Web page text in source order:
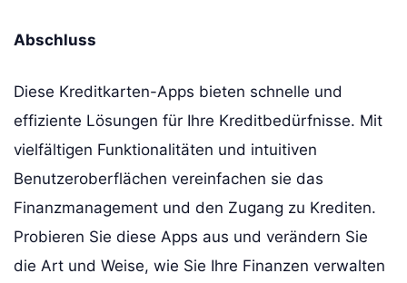
Abschluss
Diese Kreditkarten-Apps bieten schnelle und
effiziente Lösungen für Ihre Kreditbedürfnisse. Mit
vielfältigen Funktionalitäten und intuitiven
Benutzeroberflächen vereinfachen sie das
Finanzmanagement und den Zugang zu Krediten.
Probieren Sie diese Apps aus und verändern Sie
die Art und Weise, wie Sie Ihre Finanzen verwalten